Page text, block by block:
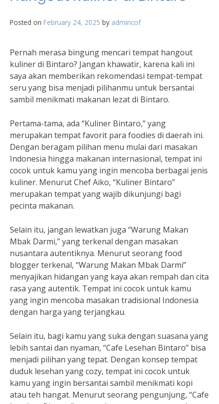
Posted on February 24, 2025 by admincof
Pernah merasa bingung mencari tempat hangout
kuliner di Bintaro? Jangan khawatir, karena kali ini
saya akan memberikan rekomendasi tempat-tempat
seru yang bisa menjadi pilihanmu untuk bersantai
sambil menikmati makanan lezat di Bintaro.
Pertama-tama, ada “Kuliner Bintaro,” yang
merupakan tempat favorit para foodies di daerah ini.
Dengan beragam pilihan menu mulai dari masakan
Indonesia hingga makanan internasional, tempat ini
cocok untuk kamu yang ingin mencoba berbagai jenis
kuliner. Menurut Chef Aiko, “Kuliner Bintaro”
merupakan tempat yang wajib dikunjungi bagi
pecinta makanan.
Selain itu, jangan lewatkan juga “Warung Makan
Mbak Darmi,” yang terkenal dengan masakan
nusantara autentiknya. Menurut seorang food
blogger terkenal, “Warung Makan Mbak Darmi”
menyajikan hidangan yang kaya akan rempah dan cita
rasa yang autentik. Tempat ini cocok untuk kamu
yang ingin mencoba masakan tradisional Indonesia
dengan harga yang terjangkau.
Selain itu, bagi kamu yang suka dengan suasana yang
lebih santai dan nyaman, “Cafe Lesehan Bintaro” bisa
menjadi pilihan yang tepat. Dengan konsep tempat
duduk lesehan yang cozy, tempat ini cocok untuk
kamu yang ingin bersantai sambil menikmati kopi
atau teh hangat. Menurut seorang pengunjung, “Cafe